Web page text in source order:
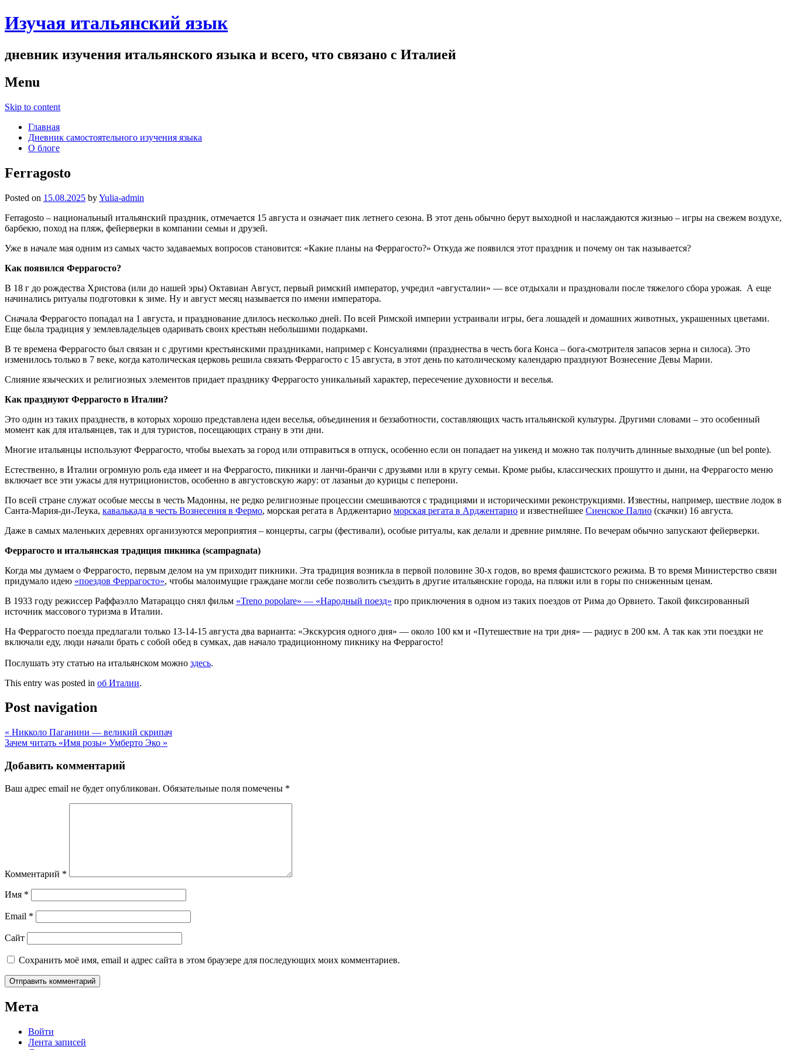
Изучая итальянский язык
дневник изучения итальянского языка и всего, что связано с Италией
Menu
Skip to content
Главная
Дневник самостоятельного изучения языка
О блоге
Ferragosto
Posted on 15.08.2025 byYulia-admin
Ferragosto – национальный итальянский праздник, отмечается 15 августа и означает пик летнего сезона. В этот день обычно берут выходной и наслаждаются жизнью – игры на свежем воздухе,
барбекю, поход на пляж, фейерверки в компании семьи и друзей.
Уже в начале мая одним из самых часто задаваемых вопросов становится: «Какие планы на Феррагосто?» Откуда же появился этот праздник и почему он так называется?
Как появился Феррагосто?
В 18 г до рождества Христова (или до нашей эры) Октавиан Август, первый римский император, учредил «августалии» — все отдыхали и праздновали после тяжелого сбора урожая. А еще
начинались ритуалы подготовки к зиме. Ну и август месяц называется по имени императора.
Сначала Феррагосто попадал на 1 августа, и празднование длилось несколько дней. По всей Римской империи устраивали игры, бега лошадей и домашних животных, украшенных цветами.
Еще была традиция у землевладельцев одаривать своих крестьян небольшими подарками.
В те времена Феррагосто был связан и с другими крестьянскими праздниками, например с Консуалиями (празднества в честь бога Конса – бога-смотрителя запасов зерна и силоса). Это
изменилось только в 7 веке, когда католическая церковь решила связать Феррагосто с 15 августа, в этот день по католическому календарю празднуют Вознесение Девы Марии.
Слияние языческих и религиозных элементов придает празднику Феррагосто уникальный характер, пересечение духовности и веселья.
Как празднуют Феррагосто в Италии?
Это один из таких празднеств, в которых хорошо представлена идеи веселья, объединения и беззаботности, составляющих часть итальянской культуры. Другими словами – это особенный
момент как для итальянцев, так и для туристов, посещающих страну в эти дни.
Многие итальянцы используют Феррагосто, чтобы выехать за город или отправиться в отпуск, особенно если он попадает на уикенд и можно так получить длинные выходные (un bel ponte).
Естественно, в Италии огромную роль еда имеет и на Феррагосто, пикники и ланчи-бранчи с друзьями или в кругу семьи. Кроме рыбы, классических прошутто и дыни, на Феррагосто меню
включает все эти ужасы для нутриционистов, особенно в августовскую жару: от лазаньи до курицы с пеперони.
По всей стране служат особые мессы в честь Мадонны, не редко религиозные процессии смешиваются с традициями и историческими реконструкциями. Известны, например, шествие лодок в
Санта-Мария-ди-Леука, кавалькада в честь Вознесения в Фермо, морская регата в Арджентарио морская регата в Арджентарио и известнейшее Сиенское Палио (скачки) 16 августа.
Даже в самых маленьких деревнях организуются мероприятия – концерты, сагры (фестивали), особые ритуалы, как делали и древние римляне. По вечерам обычно запускают фейерверки.
Феррагосто и итальянская традиция пикника (scampagnata)
Когда мы думаем о Феррагосто, первым делом на ум приходит пикники. Эта традиция возникла в первой половине 30-х годов, во время фашистского режима. В то время Министерство связи
придумало идею «поездов Феррагосто», чтобы малоимущие граждане могли себе позволить съездить в другие итальянские города, на пляжи или в горы по сниженным ценам.
В 1933 году режиссер Раффаэлло Матараццо снял фильм «Treno popolare» — «Народный поезд» про приключения в одном из таких поездов от Рима до Орвието. Такой фиксированный
источник массового туризма в Италии.
На Феррагосто поезда предлагали только 13-14-15 августа два варианта: «Экскурсия одного дня» — около 100 км и «Путешествие на три дня» — радиус в 200 км. А так как эти поездки не
включали еду, люди начали брать с собой обед в сумках, дав начало традиционному пикнику на Феррагосто!
Послушать эту статью на итальянском можно здесь.
This entry was posted in об Италии.
Post navigation
« Никколо Паганини — великий скрипач
Зачем читать «Имя розы» Умберто Эко »
Добавить комментарий
Ваш адрес email не будет опубликован. Обязательные поля помечены *
Комментарий *
Имя *
Email *
Сайт
Сохранить моё имя, email и адрес сайта в этом браузере для последующих моих комментариев.
Мета
Войти
Лента записей